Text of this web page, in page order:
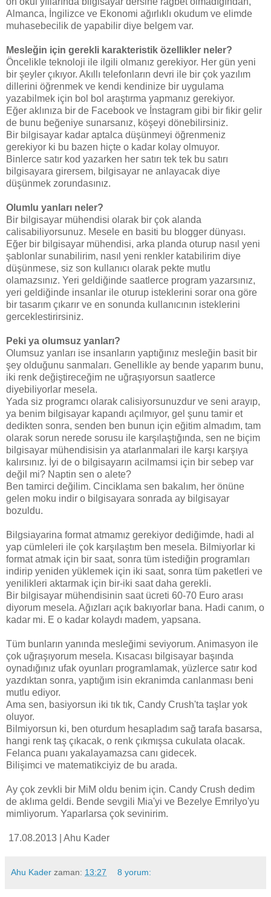
Almanca, İngilizce ve Ekonomi ağırlıklı okudum ve elimde
muhasebecilik de yapabilir diye belgem var.
Mesleğin için gerekli karakteristik özellikler neler?
Öncelikle teknoloji ile ilgili olmanız gerekiyor. Her gün yeni
bir şeyler çıkıyor. Akıllı telefonların devri ile bir çok yazılım
dillerini öğrenmek ve kendi kendinize bir uygulama
yazabilmek için bol bol araştırma yapmanız gerekiyor.
Eğer aklınıza bir de Facebook ve İnstagram gibi bir fikir gelir
de bunu beğeniye sunarsanız, köşeyi dönebilirsiniz.
Bir bilgisayar kadar aptalca düşünmeyi öğrenmeniz
gerekiyor ki bu bazen hiçte o kadar kolay olmuyor.
Binlerce satır kod yazarken her satırı tek tek bu satırı
bilgisayara girersem, bilgisayar ne anlayacak diye
düşünmek zorundasınız.
Olumlu yanları neler?
Bir bilgisayar mühendisi olarak bir çok alanda
calisabiliyorsunuz. Mesele en basiti bu blogger dünyası.
Eğer bir bilgisayar mühendisi, arka planda oturup nasıl yeni
şablonlar sunabilirim, nasıl yeni renkler katabilirim diye
düşünmese, siz son kullanıcı olarak pekte mutlu
olamazsınız. Yeri geldiğinde saatlerce program yazarsınız,
yeri geldiğinde insanlar ile oturup isteklerini sorar ona göre
bir tasarım çıkarır ve en sonunda kullanıcının isteklerini
gerceklestirirsiniz.
Peki ya olumsuz yanları?
Olumsuz yanları ise insanların yaptığınız mesleğin basit bir
şey olduğunu sanmaları. Genellikle ay bende yaparım bunu,
iki renk değiştireceğim ne uğraşıyorsun saatlerce
diyebiliyorlar mesela.
Yada siz programcı olarak calisiyorsunuzdur ve seni arayıp,
ya benim bilgisayar kapandı açılmıyor, gel şunu tamir et
dedikten sonra, senden ben bunun için eğitim almadım, tam
olarak sorun nerede sorusu ile karşılaştığında, sen ne biçim
bilgisayar mühendisisin ya atarlanmalari ile karşı karşıya
kalırsınız. İyi de o bilgisayarın acilmamsi için bir sebep var
değil mi? Naptin sen o alete?
Ben tamirci değilim. Cinciklama sen bakalım, her önüne
gelen moku indir o bilgisayara sonrada ay bilgisayar
bozuldu.
Bilgsiayarina format atmamız gerekiyor dediğimde, hadi al
yap cümleleri ile çok karşılaştım ben mesela. Bilmiyorlar ki
format atmak için bir saat, sonra tüm istediğin programları
indirip yeniden yüklemek için iki saat, sonra tüm paketleri ve
yenilikleri aktarmak için bir-iki saat daha gerekli.
Bir bilgisayar mühendisinin saat ücreti 60-70 Euro arası
diyorum mesela. Ağızları açık bakıyorlar bana. Hadi canım, o
kadar mi. E o kadar kolaydı madem, yapsana.
Tüm bunların yanında mesleğimi seviyorum. Animasyon ile
çok uğraşıyorum mesela. Kısacası bilgisayar başında
oynadığınız ufak oyunları programlamak, yüzlerce satır kod
yazdıktan sonra, yaptığım isin ekranimda canlanması beni
mutlu ediyor.
Ama sen, basiyorsun iki tık tık, Candy Crush'ta taşlar yok
oluyor.
Bilmiyorsun ki, ben oturdum hesapladım sağ tarafa basarsa,
hangi renk taş çıkacak, o renk çıkmışsa cukulata olacak.
Felanca puanı yakalayamazsa canı gidecek.
Bilişimci ve matematikciyiz de bu arada.
Ay çok zevkli bir MiM oldu benim için. Candy Crush dedim
de aklıma geldi. Bende sevgili Mia'yi ve Bezelye Emrilyo'yu
mimliyorum. Yaparlarsa çok sevinirim.
17.08.2013 | Ahu Kader
Ahu Kader zaman: 13:27 8 yorum: